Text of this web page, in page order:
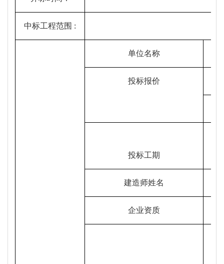
中标工程范围 :
单位名称
投标报价
投标工期
建造师姓名
企业资质